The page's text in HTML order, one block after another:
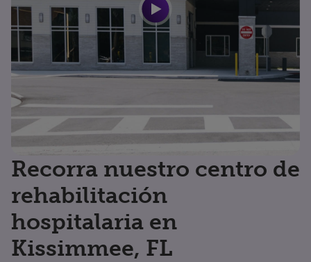
Recorra nuestro centro de
rehabilitación
hospitalaria en
Kissimmee, FL